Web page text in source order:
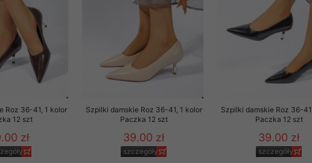
Roz 36-41, 1 kolor
12 szt
zł
Szpilki damskie Roz 36-41, 1 kolor
Paczka 12 szt
39.00 zł
szczegóły
Szpilki damskie Roz 36-
Paczka 12 szt
39.00 zł
szczegóły